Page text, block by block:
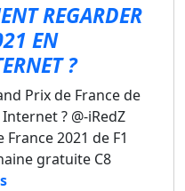
REGARDER
EN
?
Prix de France de
? @-iRedZ
2021 de F1
gratuite C8